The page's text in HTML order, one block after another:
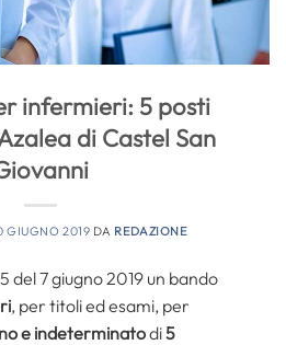
infermieri: 5 posti
di Castel San
GIUGNO 2019 DA REDAZIONE
del 7 giugno 2019 un bando
, per titoli ed esami, per
e indeterminatodi5